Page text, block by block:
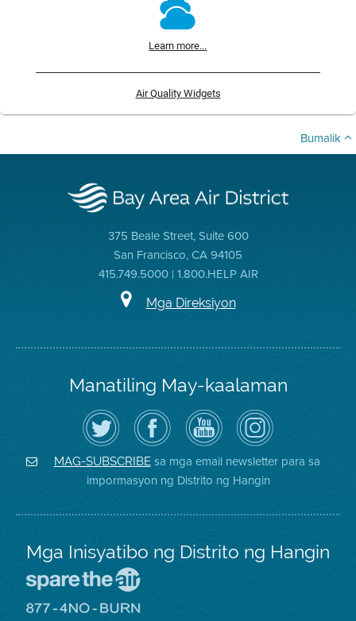
Learn more...
Air Quality Widgets
Bumalik
375 Beale Street, Suite 600
San Francisco, CA 94105
415.749.5000 | 1.800.HELP AIR
Mga Direksiyon
Manatiling May-kaalaman
I-
follow
ang
Air
District
sa
Twitter
Bisitahin
ang
Page
sa
Facebook
ng
Distrito
Channel
sa
YouTube
ng
Air
District
Air
District
on
Instagram
MAG-SUBSCRIBEsa mga email newsletter para sa
impormasyon ng Distrito ng Hangin
Mga Inisyatibo ng Distrito ng Hangin